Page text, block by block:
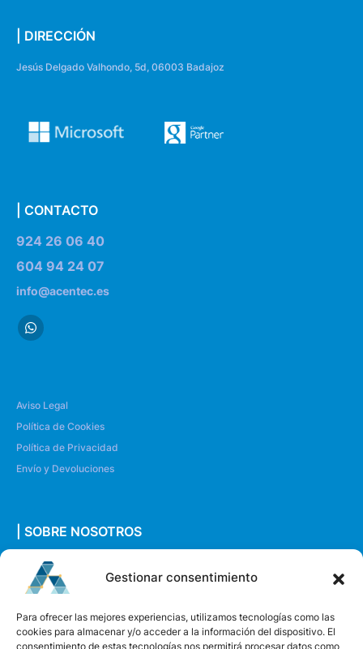
Gestionar consentimiento
Para ofrecer las mejores experiencias, utilizamos tecnologías como las
cookies para almacenar y/o acceder a la información del dispositivo. El
consentimiento de estas tecnologías nos permitirá procesar datos como
| DIRECCIÓN
Jesús Delgado Valhondo, 5d, 06003 Badajoz
| CONTACTO
924 26 06 40
604 94 24 07
info@acentec.es
Aviso Legal
Política de Cookies
Política de Privacidad
Envío y Devoluciones
| SOBRE NOSOTROS
Quiénes somos
Envíanos un mensaje